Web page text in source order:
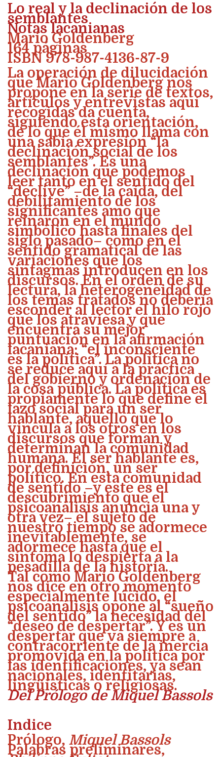
Lo real y la declinación de los
semblantes
Notas lacanianas
Mario Goldenberg
164 páginas
ISBN 978-987-4136-87-9
La operación de dilucidación
que Mario Goldenberg nos
propone en la serie de textos,
artículos y entrevistas aquí
recogidas da cuenta,
siguiendo esta orientación,
de lo que él mismo llama con
una sabia expresión “la
declinación social de los
semblantes”. Es una
declinación que podemos
leer tanto en el sentido del
“declive” –de la caída, del
debilitamiento de los
significantes amo que
reinaron en el mundo
simbólico hasta finales del
siglo pasado– como en el
sentido gramatical de las
variaciones que los
sintagmas introducen en los
discursos. En el orden de su
lectura, la heterogeneidad de
los temas tratados no debería
esconder al lector el hilo rojo
que los atraviesa y que
encuentra su mejor
puntuación en la afirmación
lacaniana: “el inconsciente
es la política”. La política no
se reduce aquí a la práctica
del gobierno y ordenación de
la cosa pública. La política es
propiamente lo que define el
lazo social para un ser
hablante, aquello que lo
vincula a los otros en los
discursos que forman y
determinan la comunidad
humana. El ser hablante es,
por definición, un ser
político. En esta comunidad
de sentido –y este es el
descubrimiento que el
psicoanálisis anuncia una y
otra vez– el sujeto de
nuestro tiempo se adormece
inevitablemente, se
adormece hasta que el
síntoma lo despierta a la
pesadilla de la historia.
Tal como Mario Goldenberg
nos dice en otro momento
especialmente lúcido, el
psicoanálisis opone al “sueño
del sentido” la necesidad del
“deseo de despertar”. Y es un
despertar que va siempre a
contracorriente de la inercia
promovida en la política por
las identificaciones, ya sean
nacionales, identitarias,
lingüísticas o religiosas.
Del Prólogo de Miquel Bassols
Indice
Prólogo, Miquel Bassols
Palabras preliminares,